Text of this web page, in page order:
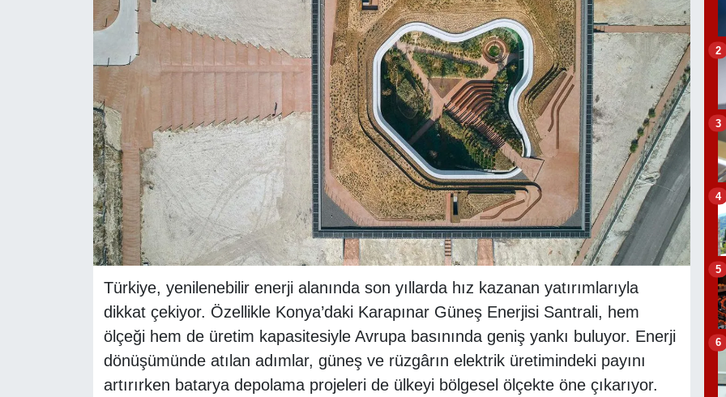
Türkiye, yenilenebilir enerji alanında son yıllarda hız kazanan yatırımlarıyla
dikkat çekiyor. Özellikle Konya’daki Karapınar Güneş Enerjisi Santrali, hem
ölçeği hem de üretim kapasitesiyle Avrupa basınında geniş yankı buluyor. Enerji
dönüşümünde atılan adımlar, güneş ve rüzgârın elektrik üretimindeki payını
artırırken batarya depolama projeleri de ülkeyi bölgesel ölçekte öne çıkarıyor.
2
3
4
5
6